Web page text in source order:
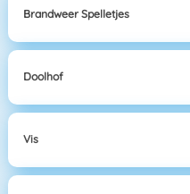
Brandweer Spelletjes
Doolhof
Vis